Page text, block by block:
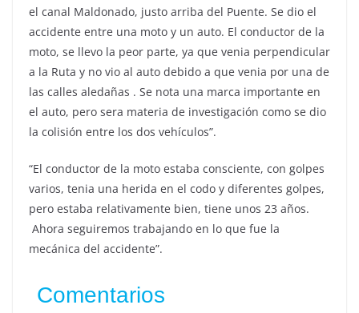
el canal Maldonado, justo arriba del Puente. Se dio el
accidente entre una moto y un auto. El conductor de la
moto, se llevo la peor parte, ya que venia perpendicular
a la Ruta y no vio al auto debido a que venia por una de
las calles aledañas . Se nota una marca importante en
el auto, pero sera materia de investigación como se dio
la colisión entre los dos vehículos”.
“El conductor de la moto estaba consciente, con golpes
varios, tenia una herida en el codo y diferentes golpes,
pero estaba relativamente bien, tiene unos 23 años.
Ahora seguiremos trabajando en lo que fue la
mecánica del accidente”.
Comentarios